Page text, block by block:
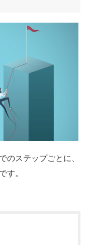
のステップごとに、
す。